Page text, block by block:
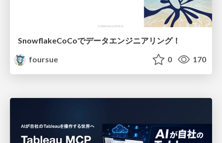
SnowflakeCoCoでデータエンジニアリング！
foursue
0 170